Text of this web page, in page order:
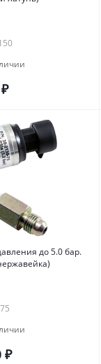
до 5.0 бар.
₽